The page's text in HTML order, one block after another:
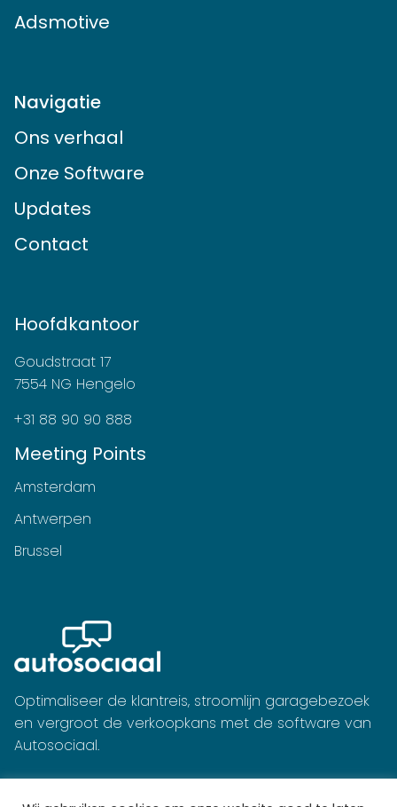
Adsmotive
Navigatie
Ons verhaal
Onze Software
Updates
Contact
Hoofdkantoor
Goudstraat 17
7554 NG Hengelo
+31 88 90 90 888
Meeting Points
Amsterdam
Antwerpen
Brussel
Optimaliseer de klantreis, stroomlijn garagebezoek
en vergroot de verkoopkans met de software van
Autosociaal.